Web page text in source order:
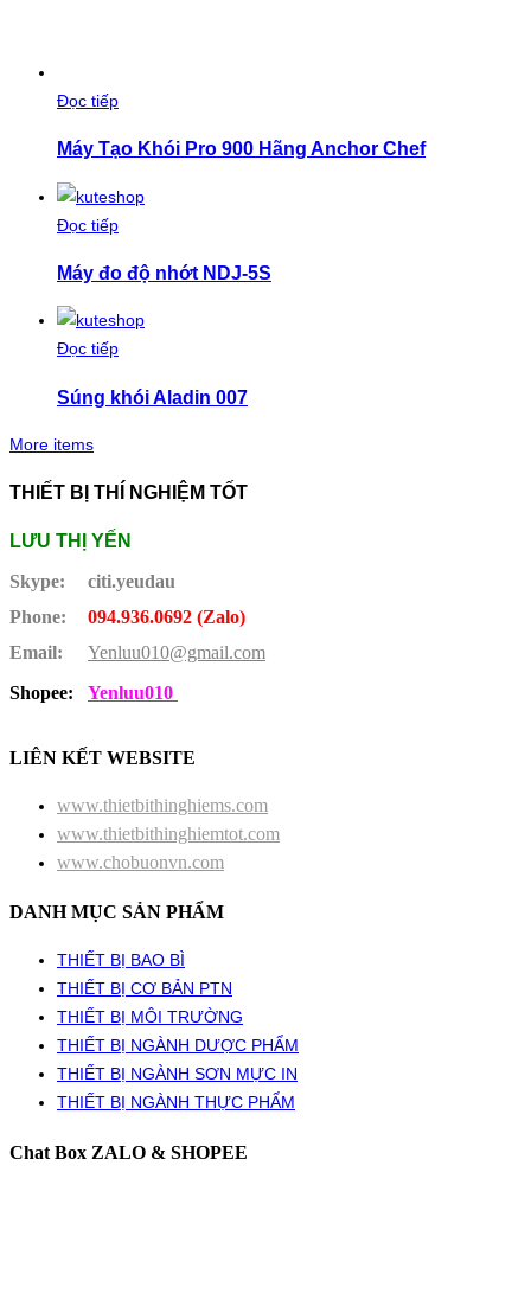
Đọc tiếp
Máy Tạo Khói Pro 900 Hãng Anchor Chef
Đọc tiếp
Máy đo độ nhớt NDJ-5S
Đọc tiếp
Súng khói Aladin 007
More items
THIẾT BỊ THÍ NGHIỆM TỐT
LƯU THỊ YẾN
Skype:
citi.yeudau
Phone:
094.936.0692 (Zalo)
Email:
Yenluu010@gmail.com
Shopee:
Yenluu010
LIÊN KẾT WEBSITE
www.thietbithinghiems.com
www.thietbithinghiemtot.com
www.chobuonvn.com
DANH MỤC SẢN PHẨM
THIẾT BỊ BAO BÌ
THIẾT BỊ CƠ BẢN PTN
THIẾT BỊ MÔI TRƯỜNG
THIẾT BỊ NGÀNH DƯỢC PHẨM
THIẾT BỊ NGÀNH SƠN MỰC IN
THIẾT BỊ NGÀNH THỰC PHẨM
Chat Box ZALO & SHOPEE